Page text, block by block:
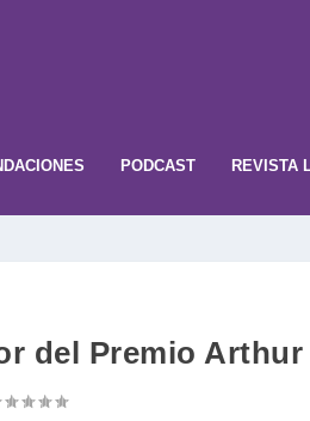
PODCAST REVISTA
del Premio Arthur